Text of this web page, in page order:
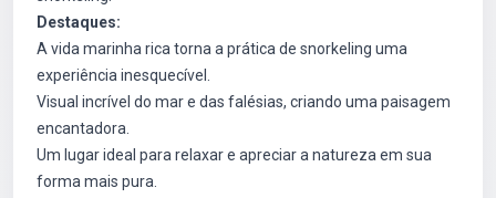
Destaques:
A vida marinha rica torna a prática de snorkeling uma
experiência inesquecível.
Visual incrível do mar e das falésias, criando uma paisagem
encantadora.
Um lugar ideal para relaxar e apreciar a natureza em sua
forma mais pura.